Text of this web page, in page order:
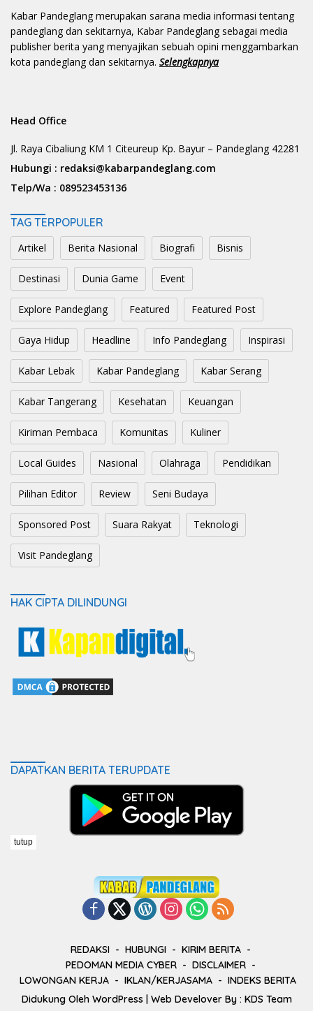
Kabar Pandeglang merupakan sarana media informasi tentang
pandeglang dan sekitarnya, Kabar Pandeglang sebagai media
publisher berita yang menyajikan sebuah opini menggambarkan
kota pandeglang dan sekitarnya. Selengkapnya
Head Office
Jl. Raya Cibaliung KM 1 Citeureup Kp. Bayur – Pandeglang 42281
Hubungi : redaksi@kabarpandeglang.com
Telp/Wa : 089523453136
TAG TERPOPULER
Artikel Berita Nasional Biografi Bisnis
Destinasi Dunia Game Event
Explore Pandeglang Featured Featured Post
Gaya Hidup Headline Info Pandeglang Inspirasi
Kabar Lebak Kabar Pandeglang Kabar Serang
Kabar Tangerang Kesehatan Keuangan
Kiriman Pembaca Komunitas Kuliner
Local Guides Nasional Olahraga Pendidikan
Pilihan Editor Review Seni Budaya
Sponsored Post Suara Rakyat Teknologi
Visit Pandeglang
HAK CIPTA DILINDUNGI
DAPATKAN BERITA TERUPDATE
REDAKSI HUBUNGI
KIRIM BERITA
PEDOMAN MEDIA CYBER
DISCLAIMER
LOWONGAN KERJA
IKLAN/KERJASAMA
INDEKS BERITA
Didukung Oleh WordPress | Web Develover By : KDS Team
tutup